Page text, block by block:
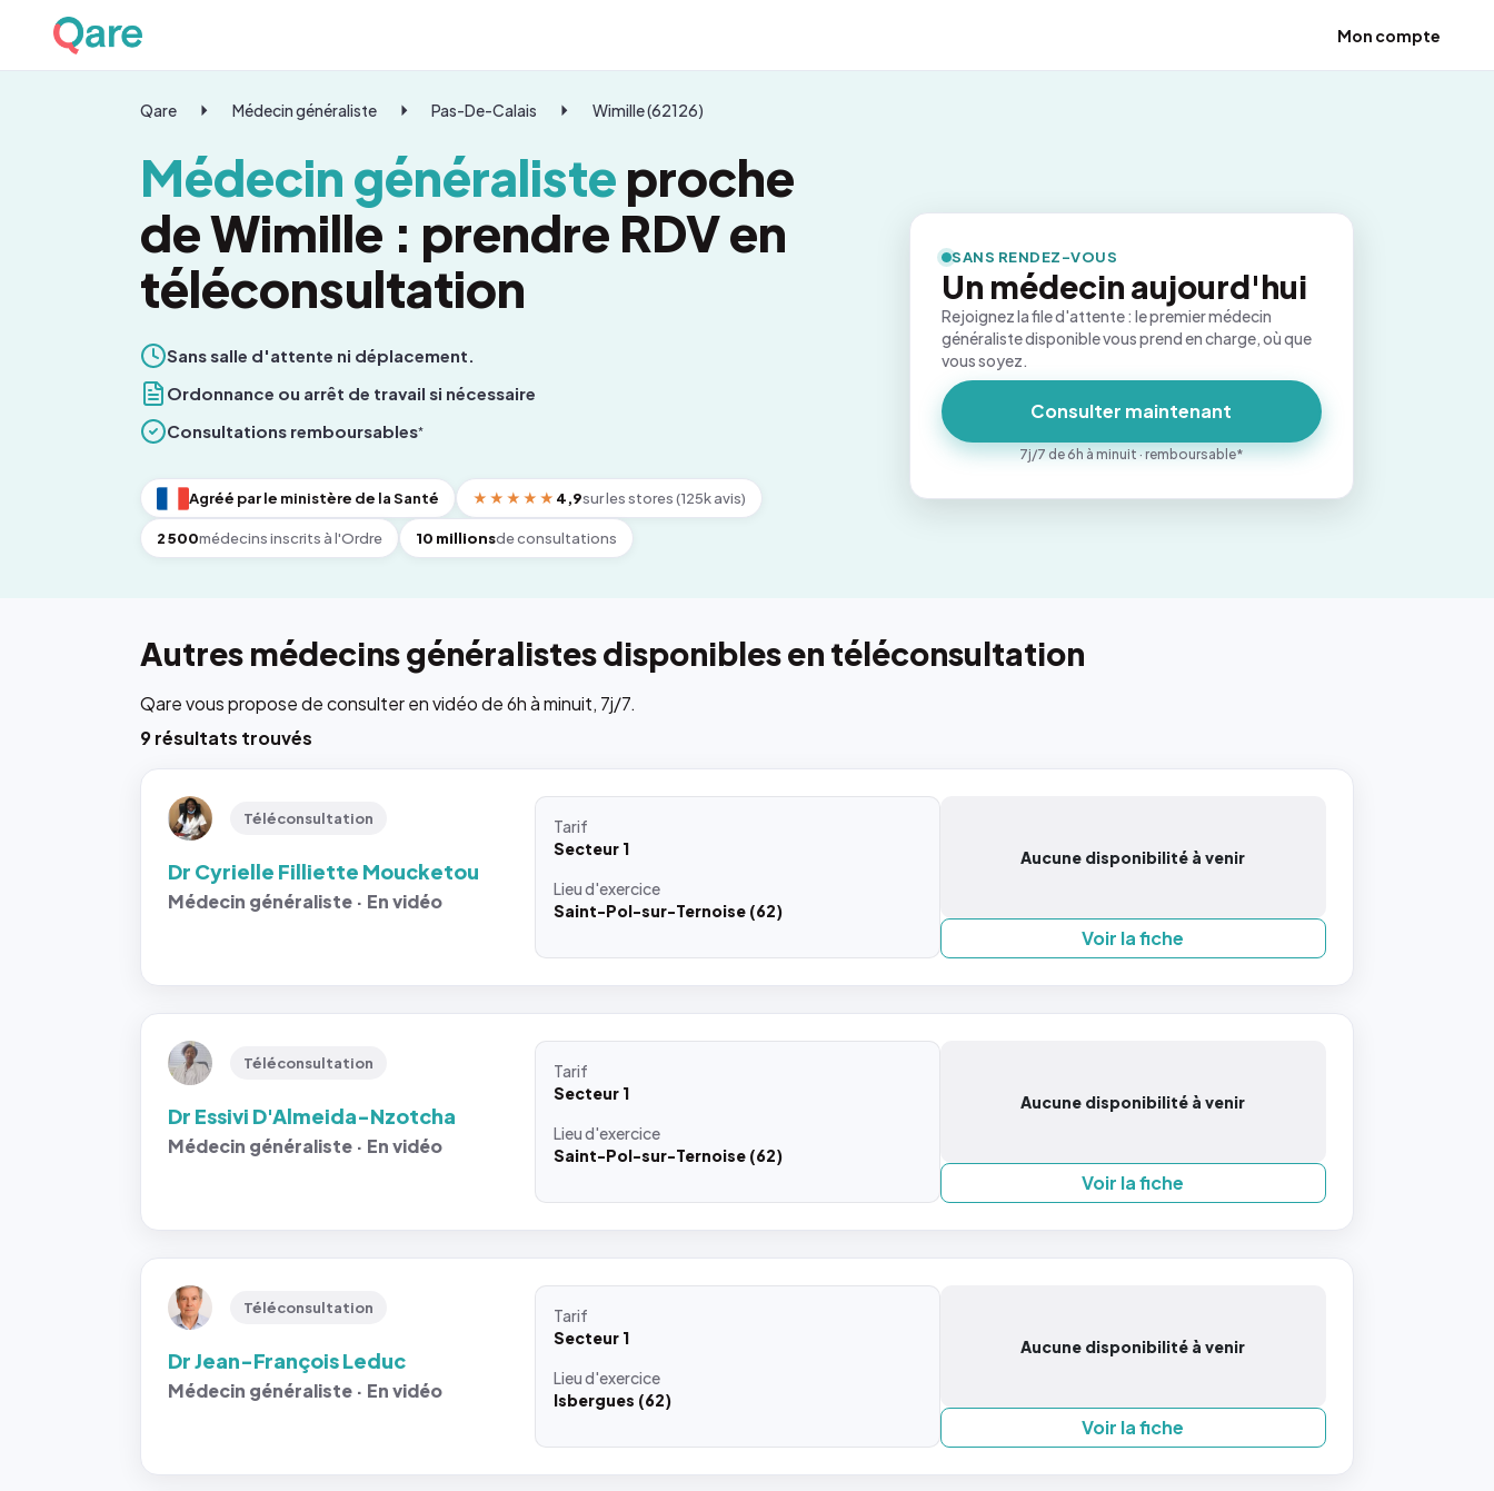
Mon compte
Qare Médecin généraliste Pas-De-Calais Wimille (62126)
Médecin généralisteproche
de Wimille : prendre RDV en
téléconsultation
Sans salle d'attente ni déplacement.
Ordonnance ou arrêt de travail si nécessaire
Consultations remboursables*
Agréé par le ministère de la Santé ★★★★★ 4,9sur les stores (125k avis)
2 500médecins inscrits à l'Ordre 10 millionsde consultations
SANS RENDEZ-VOUS
Un médecin aujourd'hui
Rejoignez la file d'attente : le premier médecin
généraliste disponible vous prend en charge, où que
vous soyez.
Consulter maintenant
7j/7 de 6h à minuit · remboursable*
Autres médecins généralistes disponibles en téléconsultation
Qare vous propose de consulter en vidéo de 6h à minuit, 7j/7.
9 résultats trouvés
Téléconsultation
Dr Cyrielle Filliette Moucketou
Médecin généraliste · En vidéo
Tarif
Secteur 1
Lieud'exercice
Saint-Pol-sur-Ternoise (62)
Aucune disponibilité à venir
Voir la fiche
Téléconsultation
Dr Essivi D'Almeida-Nzotcha
Médecin généraliste · En vidéo
Tarif
Secteur 1
Lieud'exercice
Saint-Pol-sur-Ternoise (62)
Aucune disponibilité à venir
Voir la fiche
Téléconsultation
Dr Jean-François Leduc
Médecin généraliste · En vidéo
Tarif
Secteur 1
Lieud'exercice
Isbergues (62)
Aucune disponibilité à venir
Voir la fiche